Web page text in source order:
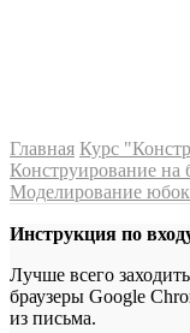
Главная Курс
Конструирование на
Моделирование юбок
Инструкция по
Лучше всего
браузеры Google
из письма.